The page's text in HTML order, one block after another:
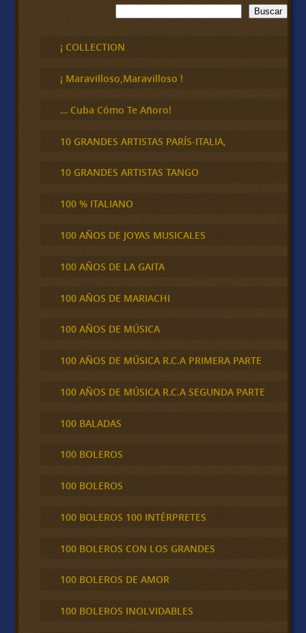
B
u
c
a
Buscar
¡ COLLECTION
¡ Maravilloso,Maravilloso !
… Cuba Cómo Te Añoro!
10 GRANDES ARTISTAS PARÍS-ITALIA,
10 GRANDES ARTISTAS TANGO
100 % ITALIANO
100 AÑOS DE JOYAS MUSICALES
100 AÑOS DE LA GAITA
100 AÑOS DE MARIACHI
100 AÑOS DE MÚSICA
100 AÑOS DE MÚSICA R.C.A PRIMERA PARTE
100 AÑOS DE MÚSICA R.C.A SEGUNDA PARTE
100 BALADAS
100 BOLEROS
100 BOLEROS
100 BOLEROS 100 INTÉRPRETES
100 BOLEROS CON LOS GRANDES
100 BOLEROS DE AMOR
100 BOLEROS INOLVIDABLES